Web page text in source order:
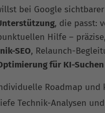
bei Google
, die passt:
Hilfe –
SEO, Relaunch-
für KI-Suchen
Roadmap und
Technik-Analysen